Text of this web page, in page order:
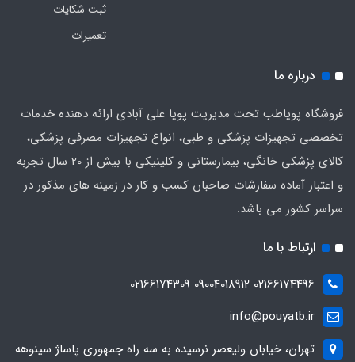
ثبت شکایات
تعمیرات
درباره ما
فروشگاه پویاطب تحت مدیریت پویا علی آبادی ارائه دهنده خدمات
تخصصی تجهیزات پزشکی و طبی، انواع تجهیزات مصرفی پزشکی،
کالای پزشکی خانگی، بیمارستانی و کلینیکی با بیش از 20 سال تجربه
و اعتبار آماده سفارشات صاحبان کسب و کار در زمینه های مذکور در
سراسر کشور می باشد.
ارتباط با ما
02166174496 09004018912 02166174309
info@pouyatb.ir
تهران، خیابان ولیعصر نرسیده به سه راه جمهوری پاساژ سینوهه